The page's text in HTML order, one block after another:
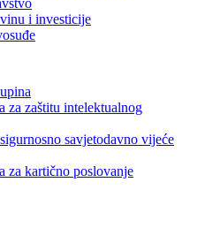
i investicije
za zaštitu intelektualnog
savjetodavno vijeće
za kartično poslovanje